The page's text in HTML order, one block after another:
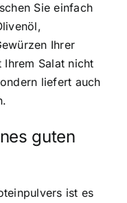
Sie einfach
Ihrer
Ihrem Salat nicht
liefert auch
guten
ist es